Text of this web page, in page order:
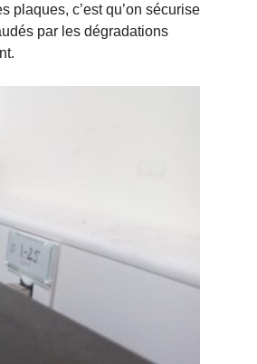
plaques, c’est qu’on sécurise
par les dégradations